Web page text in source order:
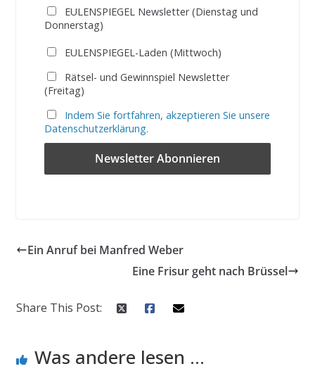
EULENSPIEGEL Newsletter (Dienstag und
Donnerstag)
EULENSPIEGEL-Laden (Mittwoch)
Rätsel- und Gewinnspiel Newsletter
(Freitag)
Indem Sie fortfahren, akzeptieren Sie unsere
Datenschutzerklärung.
Ein Anruf bei Manfred Weber
Eine Frisur geht nach Brüssel
Share This Post:
Was andere lesen ...